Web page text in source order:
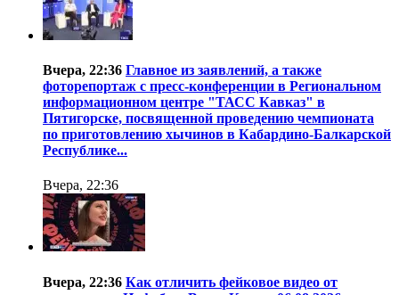
Вчера, 22:36 Главное из заявлений, а также
фоторепортаж с пресс-конференции в Региональном
информационном центре "ТАСС Кавказ" в
Пятигорске, посвященной проведению чемпионата
по приготовлению хычинов в Кабардино-Балкарской
Республике...
Вчера, 22:36
Вчера, 22:36 Как отличить фейковое видео от